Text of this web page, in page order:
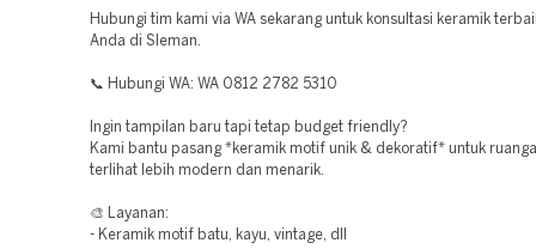
Hubungi tim kami via WA sekarang untuk konsultasi keramik
Anda di Sleman.
📞 Hubungi WA: WA 0812 2782 5310
Ingin tampilan baru tapi tetap budget friendly?
Kami bantu pasang *keramik motif unik & dekoratif* untuk
terlihat lebih modern dan menarik.
🎨 Layanan:
- Keramik motif batu, kayu, vintage, dll